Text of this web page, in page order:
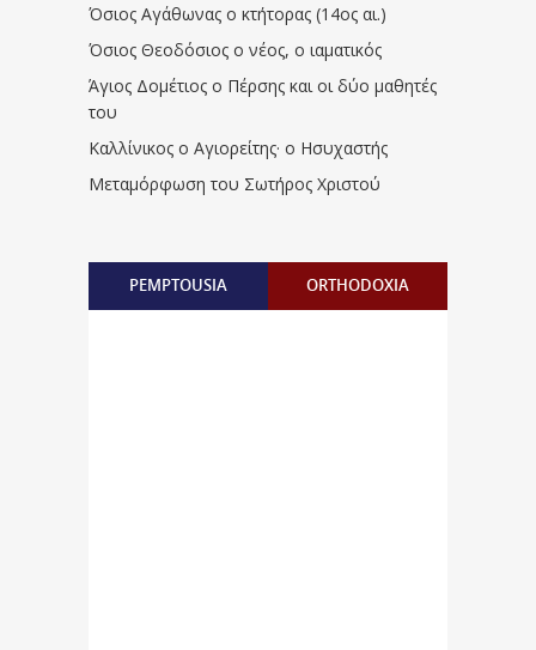
Όσιος Αγάθωνας ο κτήτορας (14ος αι.)
Όσιος Θεοδόσιος ο νέος, ο ιαματικός
Άγιος Δομέτιος ο Πέρσης και οι δύο μαθητές
του
Καλλίνικος ο Αγιορείτης · ο Ησυχαστής
Μεταμόρφωση του Σωτήρος Χριστού
PEMPTOUSIA ORTHODOXIA